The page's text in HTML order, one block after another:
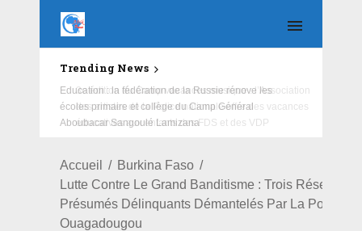
Trending News
Education : la fédération de la Russie rénove les
écoles primaire et collège du Camp Général
Aboubacar Sangoulé Lamizana
Accueil
Burkina Faso
Lutte Contre Le Grand Banditisme : Trois Réseaux
Présumés Délinquants Démantelés Par La Police
Ouagadougou